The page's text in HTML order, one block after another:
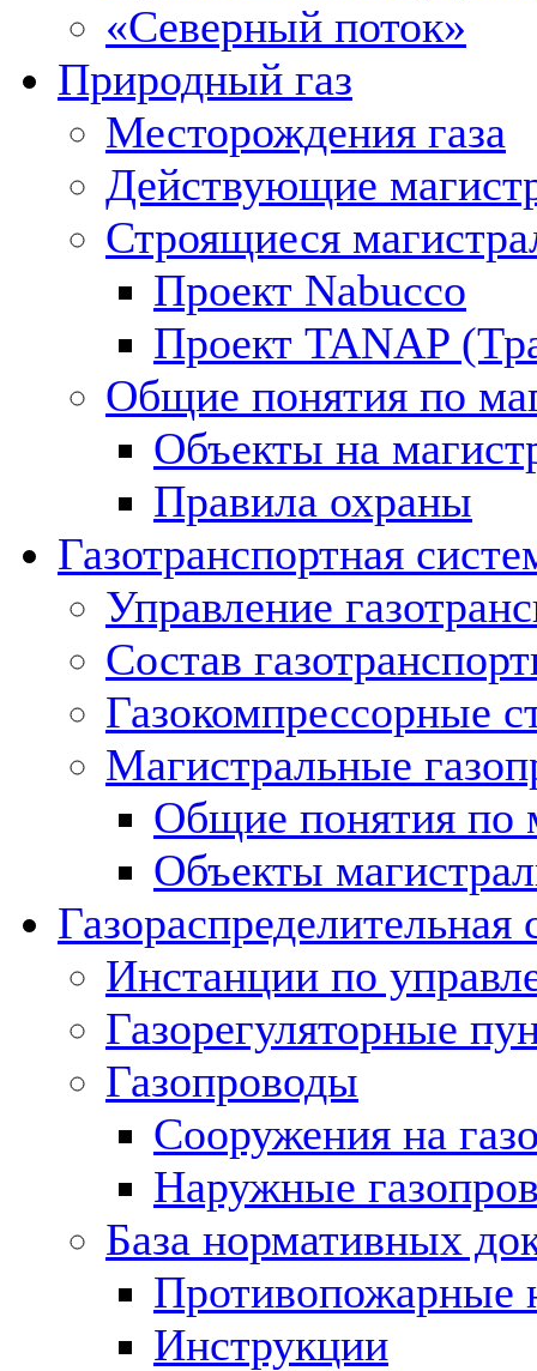
«Северный поток»
Природный газ
Месторождения газа
Действующие
Строящиеся
Проект Nabucco
Проект TANAP
Общие понятия по
Объекты на
Правила охраны
Газотранспортная
Управление
Состав
Газокомпрессорные
Магистральные
Общие понятия по
Объекты
Газораспределительная
Инстанции по
Газорегуляторные
Газопроводы
Сооружения на
Наружные
База нормативных
Противопожарные
Инструкции